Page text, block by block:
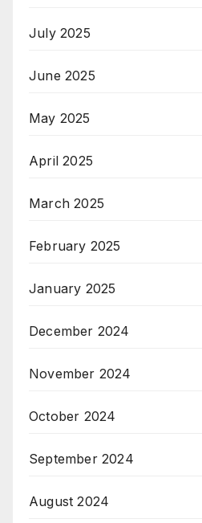
July 2025
June 2025
May 2025
April 2025
March 2025
February 2025
January 2025
December 2024
November 2024
October 2024
September 2024
August 2024